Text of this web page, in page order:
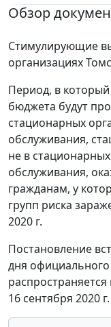
Обзор
Стимулирующие
организациях
Период, в
бюджета будут
стационарных
обслуживания,
не в
обслуживания,
гражданам, у
групп риска
2020 г.
Постановление
дня
16 сентября 2020 г.